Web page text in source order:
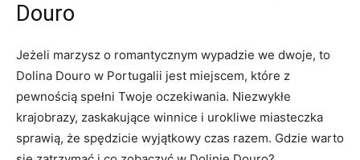
Douro
Jeżeli marzysz o romantycznym wypadzie we dwoje, to
Dolina Douro w Portugalii jest miejscem, które z
pewnością spełni Twoje oczekiwania. Niezwykłe
krajobrazy, zaskakujące winnice i urokliwe miasteczka
sprawią, że spędzicie wyjątkowy czas razem. Gdzie warto